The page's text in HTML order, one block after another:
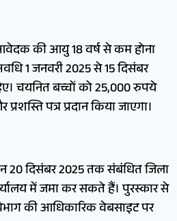
की आयु 18 वर्ष से कम होना
1 जनवरी 2025 से 15 दिसंबर
चयनित बच्चों को 25,000 रुपये
पत्र प्रदान किया जाएगा।
दिसंबर 2025 तक संबंधित जिला
में जमा कर सकते हैं। पुरस्कार से
की आधिकारिक वेबसाइट पर